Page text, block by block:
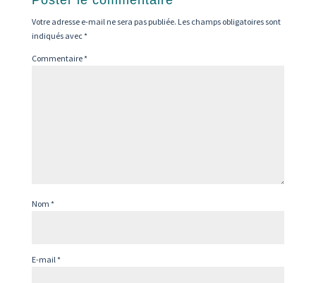
Votre adresse e-mail ne sera pas publiée. Les champs obligatoires sont
indiqués avec*
Commentaire*
Nom *
E-mail*